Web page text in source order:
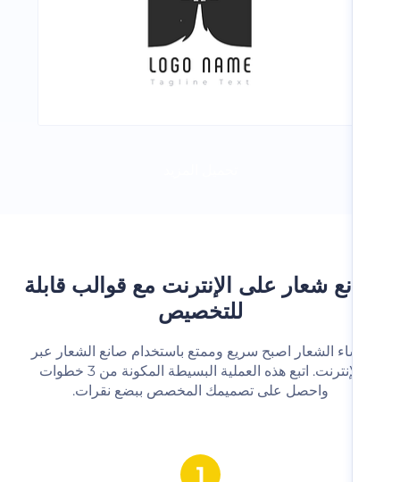
شعار على الإنترنت مع قوالب قابلة
للتخصيص
الشعار اصبح سريع وممتع باستخدام صانع الشعار عبر
الإنترنت. اتبع هذه العملية البسيطة المكونة من 3 خطوات
واحصل على تصميمك المخصص ببضع نقرات.‬